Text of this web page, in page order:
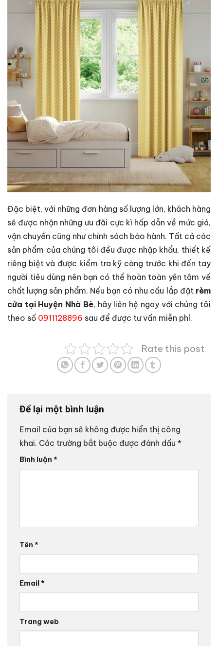
Đặc biệt, với những đơn hàng số lượng lớn, khách hàng
sẽ được nhận những ưu đãi cực kì hấp dẫn về mức giá,
vận chuyển cũng như chính sách bảo hành. Tất cả các
sản phẩm của chúng tôi đều được nhập khẩu, thiết kế
riêng biệt và được kiểm tra kỹ càng trước khi đến tay
người tiêu dùng nên bạn có thể hoàn toàn yên tâm về
chất lượng sản phẩm. Nếu bạn có nhu cầu lắp đặt rèm
cửa tại Huyện Nhà Bè, hãy liên hệ ngay với chúng tôi
theo số 0911128896 sau để được tư vấn miễn phí.
Rate this post
Để lại một bình luận
Email của bạn sẽ không được hiển thị công
khai. Các trường bắt buộc được đánh dấu *
Bình luận *
Tên *
Email*
Trang web